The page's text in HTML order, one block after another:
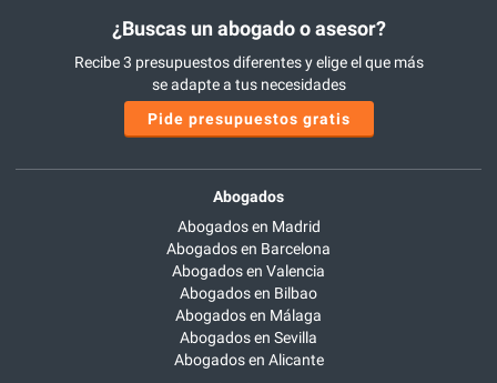
¿Buscas un abogado o asesor?
Recibe 3 presupuestos diferentes y elige el que más
se adapte a tus necesidades
Pide presupuestos gratis
Abogados
Abogados en Madrid
Abogados en Barcelona
Abogados en Valencia
Abogados en Bilbao
Abogados en Málaga
Abogados en Sevilla
Abogados en Alicante